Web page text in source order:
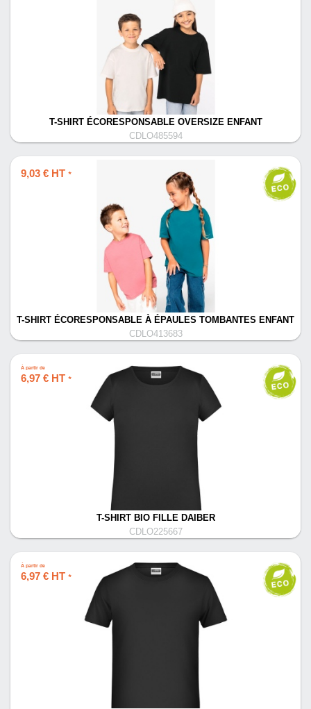
T-SHIRT ÉCORESPONSABLE OVERSIZE ENFANT
CDLO485594
9,03 € HT *
T-SHIRT ÉCORESPONSABLE À ÉPAULES TOMBANTES ENFANT
CDLO413683
À partir de
6,97 € HT *
T-SHIRT BIO FILLE DAIBER
CDLO225667
À partir de
6,97 € HT *